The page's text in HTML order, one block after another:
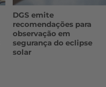
DGS emite
recomendações para
observação em
segurança do eclipse
solar